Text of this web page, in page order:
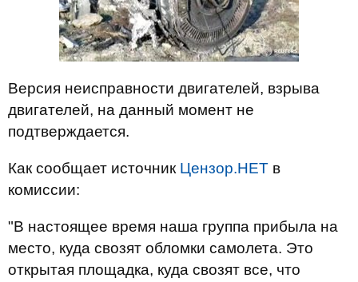
Версия неисправности двигателей, взрыва
двигателей, на данный момент не
подтверждается.
Как сообщает источник Цензор.НЕТ в
комиссии:
"В настоящее время наша группа прибыла на
место, куда свозят обломки самолета. Это
открытая площадка, куда свозят все, что